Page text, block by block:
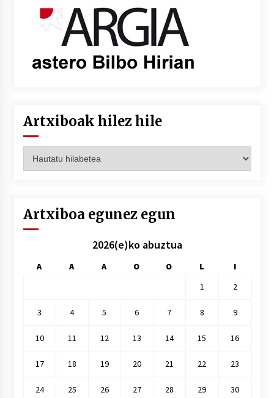
Artxiboak hilez hile
hilez
Artxiboa egunez egun
2026(e)ko abuztua
A A A O O L
I
1
2
3 4 5 6 7 8 9
10 11 12 13 14 15 16
17 18 19 20 21 22 23
24 25 26 27 28 29 30